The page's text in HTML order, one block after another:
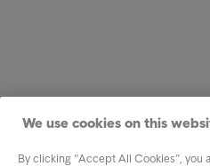
We use cookies on this
By clicking “Accept All Cookies”, you